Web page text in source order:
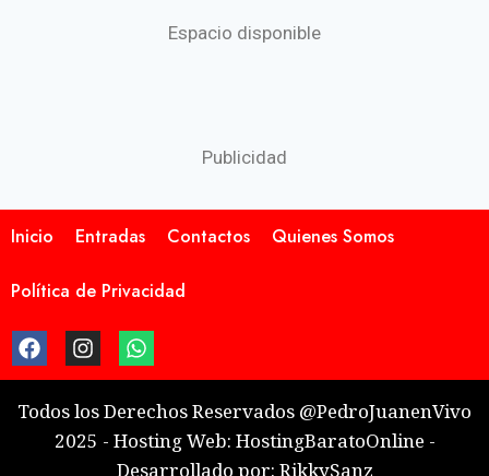
Espacio disponible
Publicidad
Inicio Entradas Contactos Quienes Somos
Política de Privacidad
Todos los Derechos Reservados @PedroJuanenVivo
2025 - Hosting Web: HostingBaratoOnline -
Desarrollado por: RikkySanz